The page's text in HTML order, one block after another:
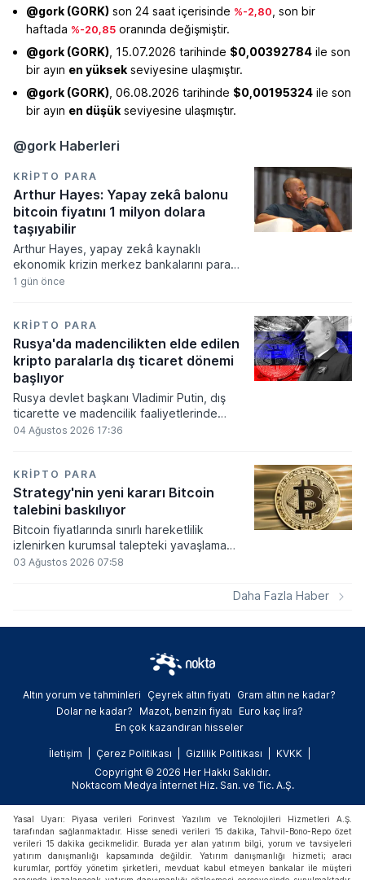
@gork (GORK) son 24 saat içerisinde %-2,80 , son bir
haftada %-20,85 oranında değişmiştir.
@gork (GORK) , 15.07.2026 tarihinde $0,00392784 ile son
bir ayın en yüksek seviyesine ulaşmıştır.
@gork (GORK) , 06.08.2026 tarihinde $0,00195324 ile son
bir ayın en düşük seviyesine ulaşmıştır.
@gork Haberleri
KRIPTO PARA
Arthur Hayes: Yapay zekâ balonu
bitcoin fiyatını 1 milyon dolara
taşıyabilir
Arthur Hayes, yapay zekâ kaynaklı
ekonomik krizin merkez bankalarını para
basmaya zorlayacağını ve bu durumun
kayıplarının tetikleyeceği kredi krizinin
küresel likidite artışına yol açacağını belirtti
ve bitcoinin bu süreçte en hızlı tepki veren
varlık olacağı vurguladı.
1 gün önce
KRIPTO PARA
Rusya'da madencilikten elde edilen
kripto paralarla dış ticaret dönemi
başlıyor
Rusya devlet başkanı Vladimir Putin, dış
ticarette ve madencilik faaliyetlerinde
kripto varlıkların kullanımına onay veren
elde edilen dijital paraların belirli şartlar
altında dolaşımına ve menkul kıymet
alımlarında kullanılmasına olanak sağlanıyor.
04 Ağustos 2026 17:36
KRIPTO PARA
Strategy'nin yeni kararı Bitcoin
talebini baskılıyor
Bitcoin fiyatlarında sınırlı hareketlilik
izlenirken kurumsal talepteki yavaşlama
piyasa dinamiklerini etkiliyor. ABD Merkez
03 Ağustos 2026 07:58
Daha Fazla Haber
Altın yorum ve tahminleri Çeyrek altın fiyatı
Gram altın ne kadar?
Dolar ne kadar?
Mazot, benzin fiyatı
Euro kaç lira?
En çok kazandıran hisseler
İletişim Çerez Politikası Gizlilik Politikası
KVKK
Copyright © 2026 Her Hakkı Saklıdır.
Noktacom Medya İnternet Hiz. San. ve Tic. A.Ş.
Yasal Uyarı: Piyasa verileri Forinvest Yazılım ve Teknolojileri Hizmetleri A.Ş.
tarafından sağlanmaktadır. Hisse senedi verileri 15 dakika, Tahvil-Bono-Repo özet
verileri 15 dakika gecikmelidir. Burada yer alan yatırım bilgi, yorum ve tavsiyeleri
yatırım danışmanlığı kapsamında değildir. Yatırım danışmanlığı hizmeti; aracı
kurumlar, portföy yönetim şirketleri, mevduat kabul etmeyen bankalar ile müşteri